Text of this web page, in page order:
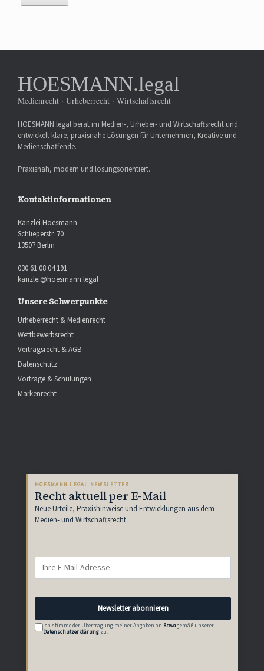
HOESMANN.legal
Medienrecht · Urheberrecht · Wirtschaftsrecht
HOESMANN.legal berät im Medien-, Urheber- und Wirtschaftsrecht und
entwickelt klare, praxisnahe Lösungen für Unternehmen, Kreative und
Medienschaffende.
Praxisnah, modern und lösungsorientiert.
Kontaktinformationen
Kanzlei Hoesmann
Schlieperstr. 70
13507 Berlin
030 61 08 04 191
kanzlei@hoesmann.legal
Unsere Schwerpunkte
Urheberrecht & Medienrecht
Wettbewerbsrecht
Vertragsrecht & AGB
Datenschutz
Vorträge & Schulungen
Markenrecht
HOESMANN.LEGAL NEWSLETTER
Recht aktuell per E-Mail
Neue Urteile, Praxishinweise und Entwicklungen aus dem
Medien- und Wirtschaftsrecht.
Newsletter abonnieren
Ich stimme der Übertragung meiner Angaben an Brevogemäß unserer
Datenschutzerklärung zu.